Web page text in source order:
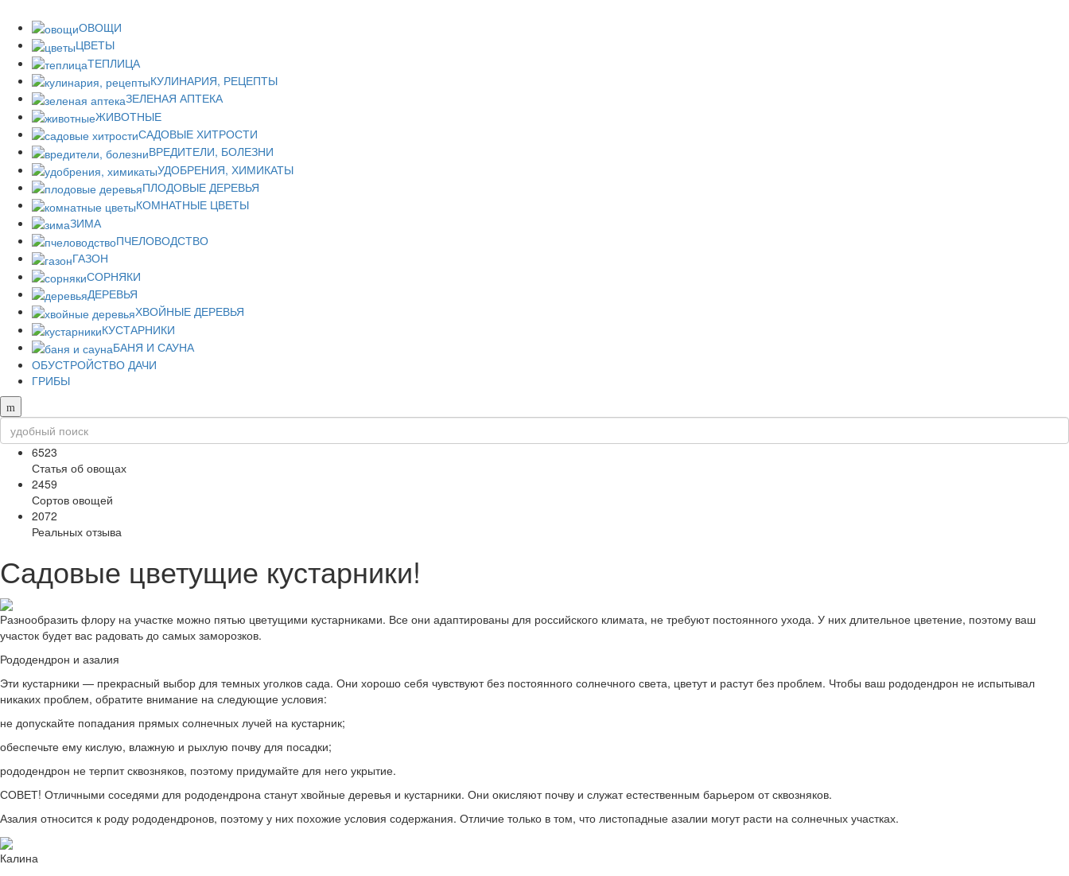
ОВОЩИ
ЦВЕТЫ
ТЕПЛИЦА
КУЛИНАРИЯ, РЕЦЕПТЫ
ЗЕЛЕНАЯ АПТЕКА
ЖИВОТНЫЕ
САДОВЫЕ ХИТРОСТИ
ВРЕДИТЕЛИ, БОЛЕЗНИ
УДОБРЕНИЯ, ХИМИКАТЫ
ПЛОДОВЫЕ ДЕРЕВЬЯ
КОМНАТНЫЕ ЦВЕТЫ
ЗИМА
ПЧЕЛОВОДСТВО
ГАЗОН
СОРНЯКИ
ДЕРЕВЬЯ
ХВОЙНЫЕ ДЕРЕВЬЯ
КУСТАРНИКИ
БАНЯ И САУНА
ОБУСТРОЙСТВО ДАЧИ
ГРИБЫ
6523
Статья об овощах
2459
Сортов овощей
2072
Реальных отзыва
Садовые цветущие кустарники!
Разнообразить флору на участке можно пятью цветущими кустарниками. Все они адаптированы для российского климата, не требуют постоянного ухода. У них длительное цветение, поэтому ваш
участок будет вас радовать до самых заморозков.
Рододендрон и азалия
Эти кустарники — прекрасный выбор для темных уголков сада. Они хорошо себя чувствуют без постоянного солнечного света, цветут и растут без проблем. Чтобы ваш рододендрон не испытывал
никаких проблем, обратите внимание на следующие условия:
не допускайте попадания прямых солнечных лучей на кустарник;
обеспечьте ему кислую, влажную и рыхлую почву для посадки;
рододендрон не терпит сквозняков, поэтому придумайте для него укрытие.
СОВЕТ! Отличными соседями для рододендрона станут хвойные деревья и кустарники. Они окисляют почву и служат естественным барьером от сквозняков.
Азалия относится к роду рододендронов, поэтому у них похожие условия содержания. Отличие только в том, что листопадные азалии могут расти на солнечных участках.
Калина